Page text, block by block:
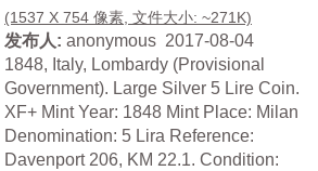
(1537 X 754 像素, 文件大小: ~271K)
发布人: anonymous 2017-08-04
1848, Italy, Lombardy (Provisional
Government). Large Silver 5 Lire Coin.
XF+ Mint Year: 1848 Mint Place: Milan
Denomination: 5 Lira Reference:
Davenport 206, KM 22.1. Condition: